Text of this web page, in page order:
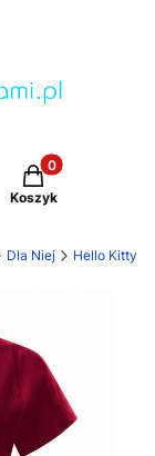
Produkty w
Koszyk
Dla Niej Hello Kitty